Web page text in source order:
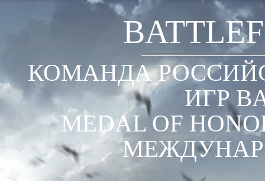
КОМАНДА
ИГР
MEDAL OF